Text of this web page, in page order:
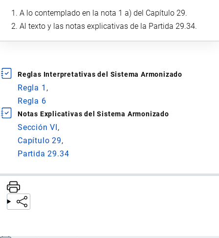
A lo contemplado en la nota 1 a) del Capítulo 29.
Al texto y las notas explicativas de la Partida 29.34.
Reglas Interpretativas del Sistema Armonizado
Regla 1
Regla 6
Notas Explicativas del Sistema Armonizado
Sección VI
Capítulo 29
Partida 29.34